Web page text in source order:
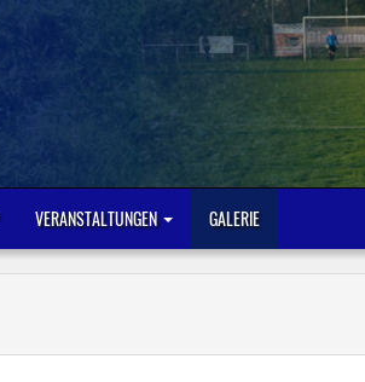
VERANSTALTUNGEN GALERIE